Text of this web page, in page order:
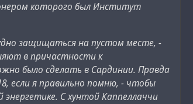
которого был Институт
защищаться на пустом месте, -
в причастности к
было сделать в Сардинии. Правда
если я правильно помню, - чтобы
С хунтой Каппеллаччи